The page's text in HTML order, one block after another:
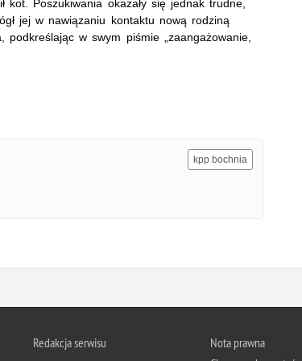
Poszukiwania okazały się jednak trudne,
jej w nawiązaniu kontaktu nową rodziną
w swym piśmie „zaangażowanie,
kpp bochnia
Redakcja serwisu
Nota prawna